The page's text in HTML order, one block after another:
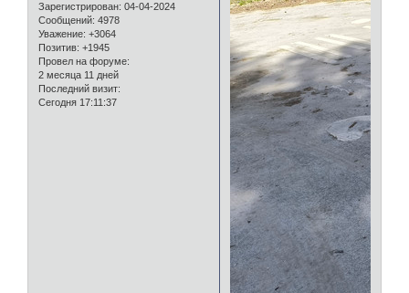
Зарегистрирован: 04-04-2024
Сообщений: 4978
Уважение: +3064
Позитив: +1945
Провел на форуме:
2 месяца 11 дней
Последний визит:
Сегодня 17:11:37